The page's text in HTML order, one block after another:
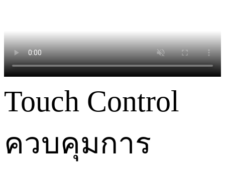
Touch Control
ควบคุมการ